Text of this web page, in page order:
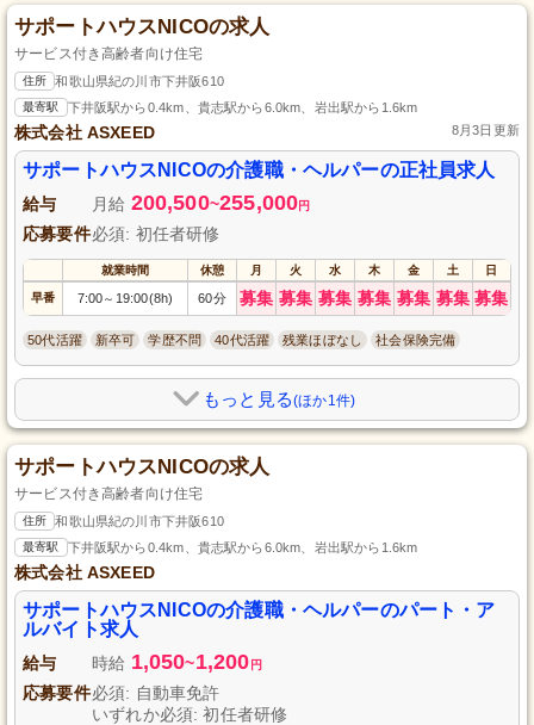
サポートハウスNICOの求人
サービス付き高齢者向け住宅
住所 和歌山県紀の川市下井阪610
最寄駅 下井阪駅から0.4km、貴志駅から6.0km、岩出駅から1.6km
株式会社 ASXEED 8月3日更新
サポートハウスNICOの介護職・ヘルパーの正社員求人
給与 月給 200,500~255,000円
応募要件必須: 初任者研修
就業時間 休憩 月 火 水 木 金 土 日
早番 7:00～ 19:00(8h) 60分 募集 募集 募集 募集 募集 募集 募集
50代活躍 新卒可 学歴不問 40代活躍 残業ほぼなし 社会保険完備
もっと見る(ほか1件)
サポートハウスNICOの求人
サービス付き高齢者向け住宅
住所 和歌山県紀の川市下井阪610
最寄駅 下井阪駅から0.4km、貴志駅から6.0km、岩出駅から1.6km
株式会社 ASXEED
サポートハウスNICOの介護職・ヘルパーのパート・ア
ルバイト求人
給与 時給 1,050~1,200 円
応募要件必須: 自動車免許
いずれか必須: 初任者研修